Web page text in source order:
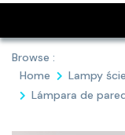
Browse :
Home
Lampy
Lámpara de